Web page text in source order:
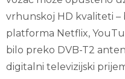
vrhunskoj HD kvaliteti –
platforma Netflix,
bilo preko DVB-T2
digitalni televizijski